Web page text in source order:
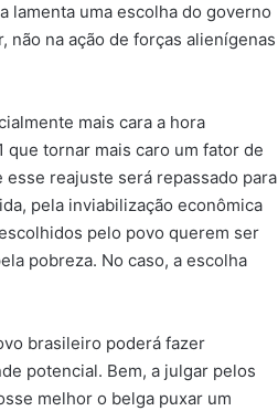
lamenta uma escolha do governo
não na ação de forças alienígenas
mais cara a hora
que tornar mais caro um fator de
reajuste será repassado para
pela inviabilização econômica
pelo povo querem ser
pobreza. No caso, a escolha
brasileiro poderá fazer
potencial. Bem, a julgar pelos
melhor o belga puxar um